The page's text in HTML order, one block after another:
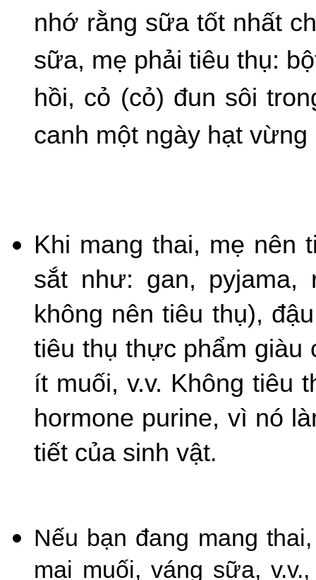
nhớ rằng sữa tốt nhất
sữa, mẹ phải tiêu thụ:
hồi, cỏ (cỏ) đun sôi
canh một ngày hạt
Khi mang thai, mẹ nên
sắt như: gan,
không nên tiêu thụ),
tiêu thụ thực phẩm giàu
ít muối, v.v. Không tiêu
hormone purine, vì nó
tiết của sinh vật.
Nếu bạn đang mang
mai muối, váng sữa,